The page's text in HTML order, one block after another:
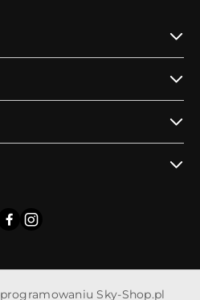
Sky-Shop.pl